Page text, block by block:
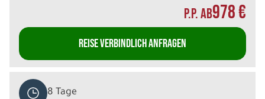
P.P. AB978 €
REISE VERBINDLICH ANFRAGEN
8 Tage